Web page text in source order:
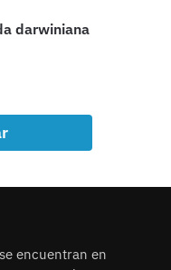
darwiniana
encuentran en